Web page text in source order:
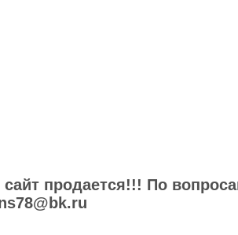
продается!!! По